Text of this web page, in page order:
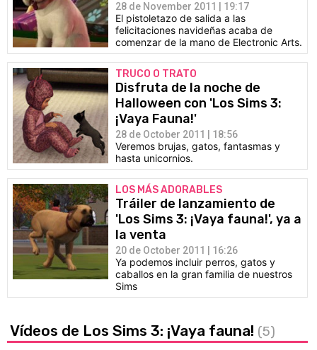
28 de November 2011 | 19:17
El pistoletazo de salida a las
felicitaciones navideñas acaba de
comenzar de la mano de Electronic Arts.
TRUCO O TRATO
Disfruta de la noche de
Halloween con 'Los Sims 3:
¡Vaya Fauna!'
28 de October 2011 | 18:56
Veremos brujas, gatos, fantasmas y
hasta unicornios.
LOS MÁS ADORABLES
Tráiler de lanzamiento de
'Los Sims 3: ¡Vaya fauna!', ya a
la venta
20 de October 2011 | 16:26
Ya podemos incluir perros, gatos y
caballos en la gran familia de nuestros
Sims
Vídeos de Los Sims 3: ¡Vaya fauna! (5)